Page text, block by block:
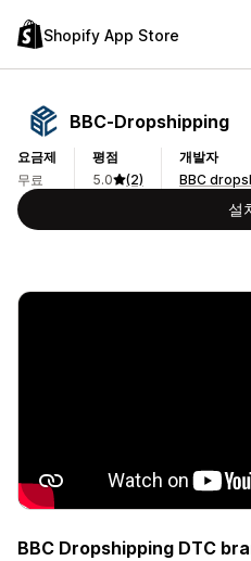
Shopify App Store
BBC‑Dropshipping
요금제
무료
평점
5.0
(2)
개발자
BBC
설
BBC Dropshipping DTC